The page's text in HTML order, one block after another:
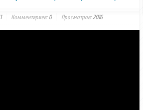
Комментариев:0 Просмотров:2016